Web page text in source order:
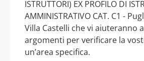
ISTRUTTORI) EX PROFILO DI
AMMINISTRATIVO CAT. C1 -
Villa Castelli che vi aiuteranno
argomenti per verificare la
un’area specifica.